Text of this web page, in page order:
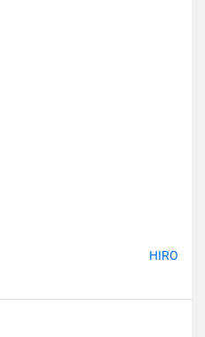
HIRO